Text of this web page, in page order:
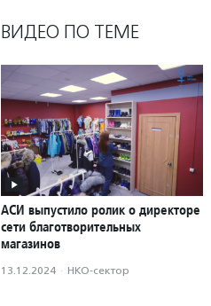
ВИДЕО ПО ТЕМЕ
АСИ выпустило ролик о директоре
сети благотворительных
магазинов
13.12.2024 · НКО-сектор